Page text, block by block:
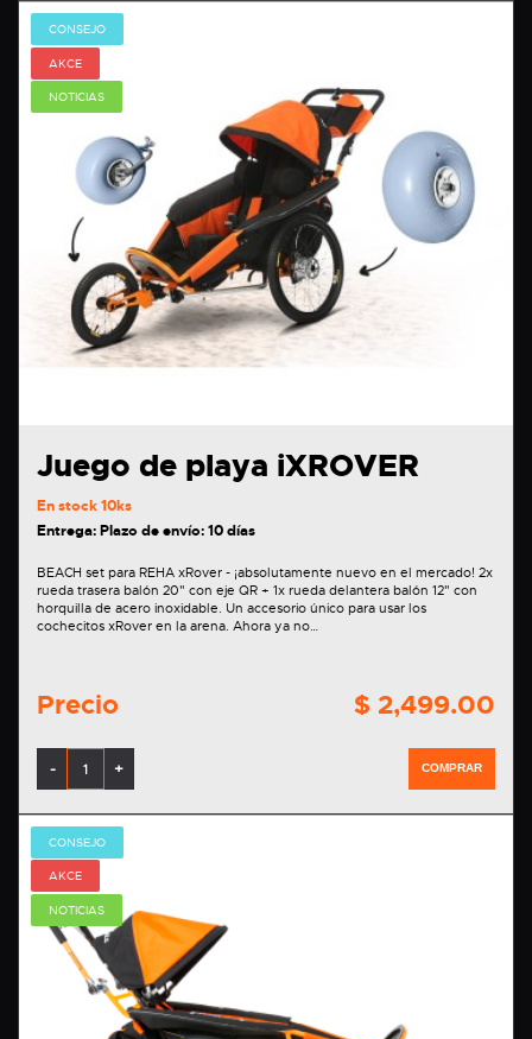
CONSEJO
AKCE
NOTICIAS
Juego de playa iXROVER
En stock10ks
Entrega: Plazo de envío: 10 días
BEACH set para REHA xRover - ¡absolutamente nuevo en el mercado! 2x
rueda trasera balón 20" con eje QR + 1x rueda delantera balón 12" con
horquilla de acero inoxidable. Un accesorio único para usar los
cochecitos xRover en la arena. Ahora ya no…
Precio $ 2,499.00
- + COMPRAR
CONSEJO
AKCE
NOTICIAS